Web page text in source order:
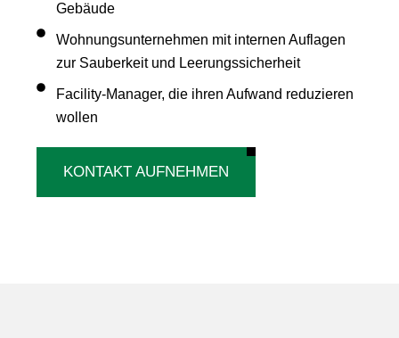
Gebäude
Wohnungsunternehmen mit internen Auflagen
zur Sauberkeit und Leerungssicherheit
Facility-Manager, die ihren Aufwand reduzieren
wollen
KONTAKT AUFNEHMEN